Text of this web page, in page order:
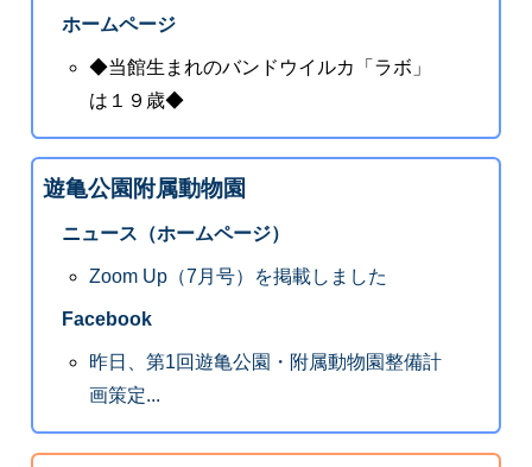
ホームページ
◆当館生まれのバンドウイルカ「ラボ」
は１９歳◆
遊亀公園附属動物園
ニュース（ホームページ）
Zoom Up（7月号）を掲載しました
Facebook
昨日、第1回遊亀公園・附属動物園整備計
画策定...